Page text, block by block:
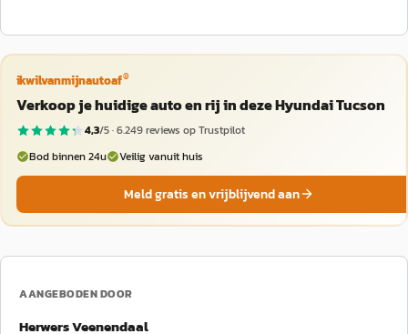
ikwilvanmijnautoaf®
Verkoop je huidige auto en rij in deze Hyundai Tucson
4,3/5 ·6.249reviews op Trustpilot
Bod binnen 24u
Veilig vanuit huis
Meld gratis en vrijblijvend aan
AANGEBODEN DOOR
Herwers Veenendaal